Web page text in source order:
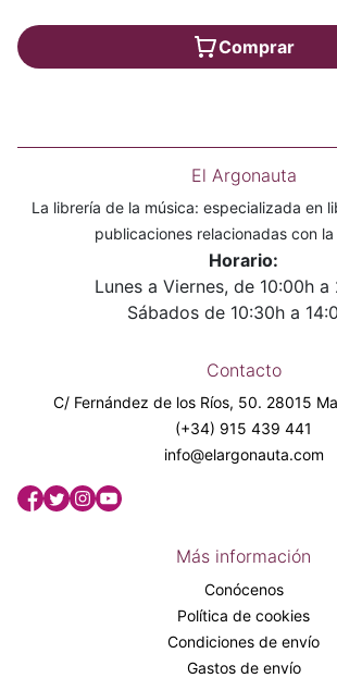
Comprar
El Argonauta
La librería de la música: especializada en
publicaciones relacionadas con la
Horario:
Lunes a Viernes, de 10:00h a
Sábados de 10:30h a
Contacto
C/ Fernández de los Ríos, 50. 28015
(+34) 915 439 441
info@elargonauta.com
Más información
Conócenos
Política de cookies
Condiciones de envío
Gastos de envío